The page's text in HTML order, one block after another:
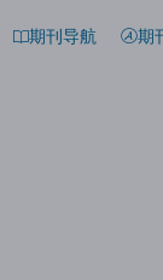
期刊导航 期